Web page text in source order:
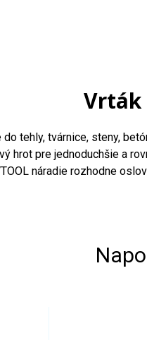
Vrták
tehly, tvárnice, steny,
hrot pre jednoduchšie a
náradie rozhodne